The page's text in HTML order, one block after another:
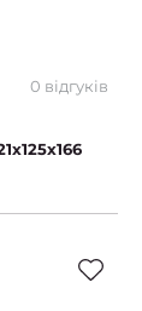
0 відгуків